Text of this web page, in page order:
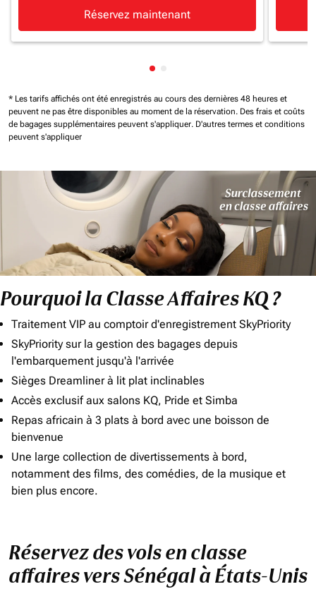
Réservez maintenant
Affichage de cmp-pagination-
* Les tarifs affichés ont été enregistrés au cours des dernières 48 heures et
peuvent ne pas être disponibles au moment de la réservation. Des frais et coûts
de bagages supplémentaires peuvent s'appliquer. D'autres termes et conditions
peuvent s'appliquer
Pourquoi la Classe Affaires KQ ?
Traitement VIP au comptoir d'enregistrement SkyPriority
SkyPriority sur la gestion des bagages depuis
l'embarquement jusqu'à l'arrivée
Sièges Dreamliner à lit plat inclinables
Accès exclusif aux salons KQ, Pride et Simba
Repas africain à 3 plats à bord avec une boisson de
bienvenue
Une large collection de divertissements à bord,
notamment des films, des comédies, de la musique et
bien plus encore.
Réservez des vols en classe
affaires vers Sénégal à États-Unis